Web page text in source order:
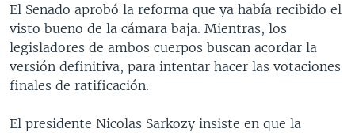
El Senado aprobó la reforma que ya había recibido el
visto bueno de la cámara baja. Mientras, los
legisladores de ambos cuerpos buscan acordar la
versión definitiva, para intentar hacer las votaciones
finales de ratificación.
El presidente Nicolas Sarkozy insiste en que la